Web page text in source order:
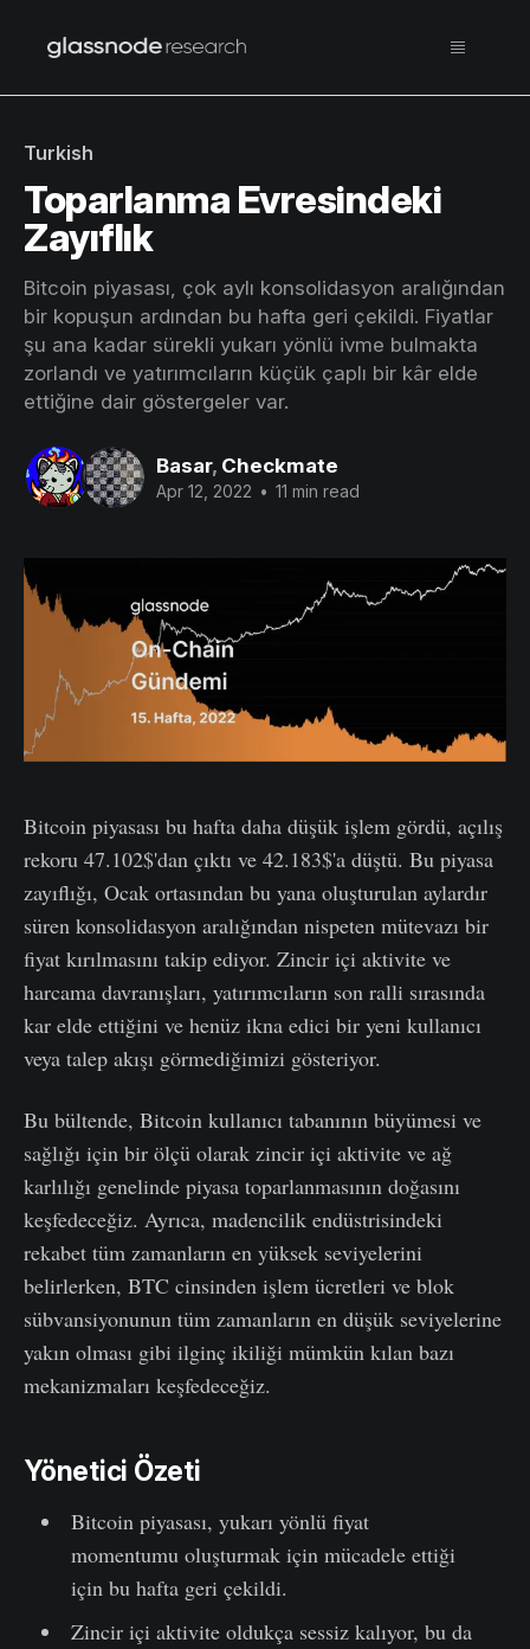
Turkish
Toparlanma Evresindeki
Zayıflık
Bitcoin piyasası, çok aylı konsolidasyon aralığından
bir kopuşun ardından bu hafta geri çekildi. Fiyatlar
şu ana kadar sürekli yukarı yönlü ivme bulmakta
zorlandı ve yatırımcıların küçük çaplı bir kâr elde
ettiğine dair göstergeler var.
Basar, Checkmate
Apr 12, 2022 • 11 min read
Bitcoin piyasası bu hafta daha düşük işlem gördü, açılış
rekoru 47.102$'dan çıktı ve 42.183$'a düştü. Bu piyasa
zayıflığı, Ocak ortasından bu yana oluşturulan aylardır
süren konsolidasyon aralığından nispeten mütevazı bir
fiyat kırılmasını takip ediyor. Zincir içi aktivite ve
harcama davranışları, yatırımcıların son ralli sırasında
kar elde ettiğini ve henüz ikna edici bir yeni kullanıcı
veya talep akışı görmediğimizi gösteriyor.
Bu bültende, Bitcoin kullanıcı tabanının büyümesi ve
sağlığı için bir ölçü olarak zincir içi aktivite ve ağ
karlılığı genelinde piyasa toparlanmasının doğasını
keşfedeceğiz. Ayrıca, madencilik endüstrisindeki
rekabet tüm zamanların en yüksek seviyelerini
belirlerken, BTC cinsinden işlem ücretleri ve blok
sübvansiyonunun tüm zamanların en düşük seviyelerine
yakın olması gibi ilginç ikiliği mümkün kılan bazı
mekanizmaları keşfedeceğiz.
Yönetici Özeti
Bitcoin piyasası, yukarı yönlü fiyat
momentumu oluşturmak için mücadele ettiği
için bu hafta geri çekildi.
Zincir içi aktivite oldukça sessiz kalıyor, bu da